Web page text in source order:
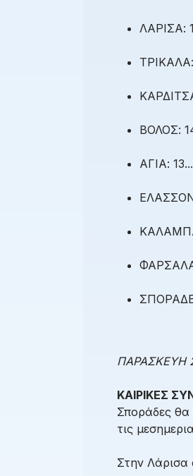
ΛΑΡΙΣΑ:
ΤΡΙΚΑΛΑ:
ΒΟΛΟΣ:
ΑΓΙΑ:
ΠΑΡΑΣΚΕΥΗ
ΚΑΙΡΙΚΕΣ
Σποράδες θα
τις
Στην Λάρισα